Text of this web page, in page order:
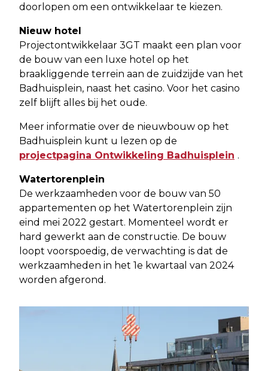
doorlopen om een ontwikkelaar te kiezen.
Nieuw hotel
Projectontwikkelaar 3GT maakt een plan voor
de bouw van een luxe hotel op het
braakliggende terrein aan de zuidzijde van het
Badhuisplein, naast het casino. Voor het casino
zelf blijft alles bij het oude.
Meer informatie over de nieuwbouw op het
Badhuisplein kunt u lezen op de
projectpagina Ontwikkeling Badhuisplein .
Watertorenplein
De werkzaamheden voor de bouw van 50
appartementen op het Watertorenplein zijn
eind mei 2022 gestart. Momenteel wordt er
hard gewerkt aan de constructie. De bouw
loopt voorspoedig, de verwachting is dat de
werkzaamheden in het 1e kwartaal van 2024
worden afgerond.